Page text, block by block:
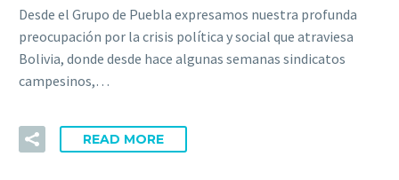
Desde el Grupo de Puebla expresamos nuestra profunda
preocupación por la crisis política y social que atraviesa
Bolivia, donde desde hace algunas semanas sindicatos
campesinos,…
READ MORE